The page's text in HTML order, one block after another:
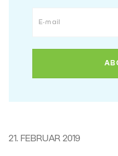
21. FEBRUAR 2019